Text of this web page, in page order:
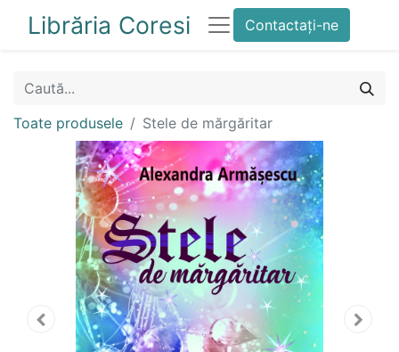
Librăria Coresi Contactați-ne
Toate produsele Stele de mărgăritar